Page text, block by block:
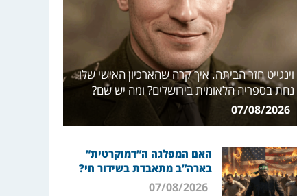
וינגייט חזר הביתה. איך קרה שהארכיון האישי שלו
נחת בספריה הלאומית בירושלים? ומה יש שם?
07/08/2026
האם המפלגה ה”דמוקרטית”
בארה”ב מתאבדת בשידור חי?
07/08/2026